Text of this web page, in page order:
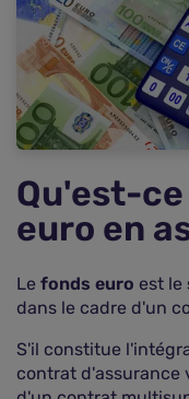
Comparaison
Quel est le
Quelles sont les
années ?
Comment choisir
Les critères de
Faut-il privilégier
dynamique,
Top 5 des
assurance vie ?
FAQ : vos
Qu'est-
euro en
Le fonds euro est le
dans le cadre d'un
S'il constitue
contrat d'assurance